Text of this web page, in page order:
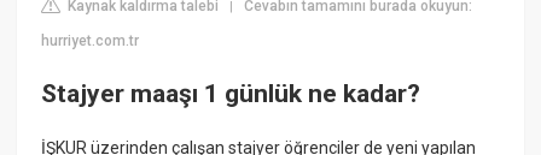
Kaynak kaldırma talebi |Cevabın tamamını burada okuyun:
hurriyet.com.tr
Stajyer maaşı 1 günlük ne kadar?
İŞKUR üzerinden çalışan stajyer öğrenciler de yeni yapılan